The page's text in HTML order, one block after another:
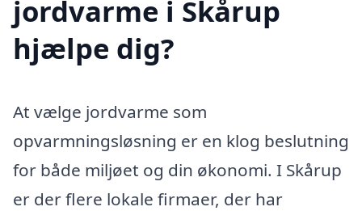
jordvarme i Skårup
hjælpe dig?
At vælge jordvarme som
opvarmningsløsning er en klog beslutning
for både miljøet og din økonomi. I Skårup
er der flere lokale firmaer, der har